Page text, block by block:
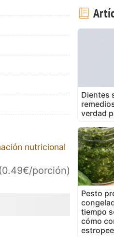
nutricional
(0.49€/porción)
Dientes
verdad
Pesto
tiempo
cómo
estropee